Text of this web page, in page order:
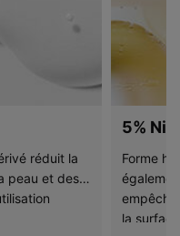
réduit la
peau et des
5%
Forme
la